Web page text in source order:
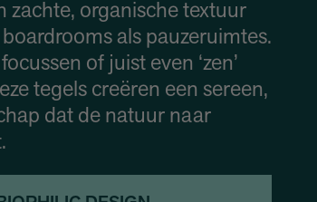
zachte, organische textuur
als pauzeruimtes.
of juist even ‘zen’
tegels creëren een sereen,
dat de natuur naar